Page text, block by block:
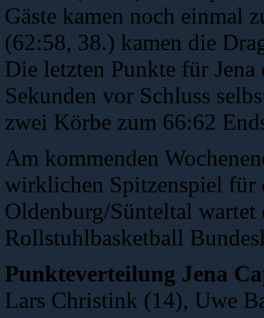
Gäste kamen noch einmal
(62:58, 38.) kamen die
Die letzten Punkte für
Sekunden vor Schluss
zwei Körbe zum 66:62
Am kommenden
wirklichen Spitzenspiel für
Oldenburg/Sünteltal
Rollstuhlbasketball
Punkteverteilung Jena
Lars Christink (14), Uwe